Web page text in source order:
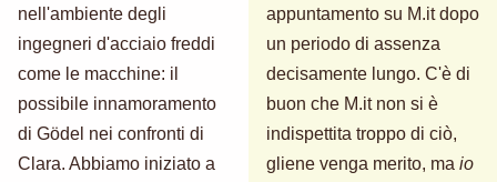
nell'ambiente degli
ingegneri d'acciaio freddi
come le macchine: il
possibile innamoramento
di Gödel nei confronti di
Clara. Abbiamo iniziato a
appuntamento su M.it dopo
un periodo di assenza
decisamente lungo. C'è di
buon che M.it non si è
indispettita troppo di ciò,
gliene venga merito, ma io